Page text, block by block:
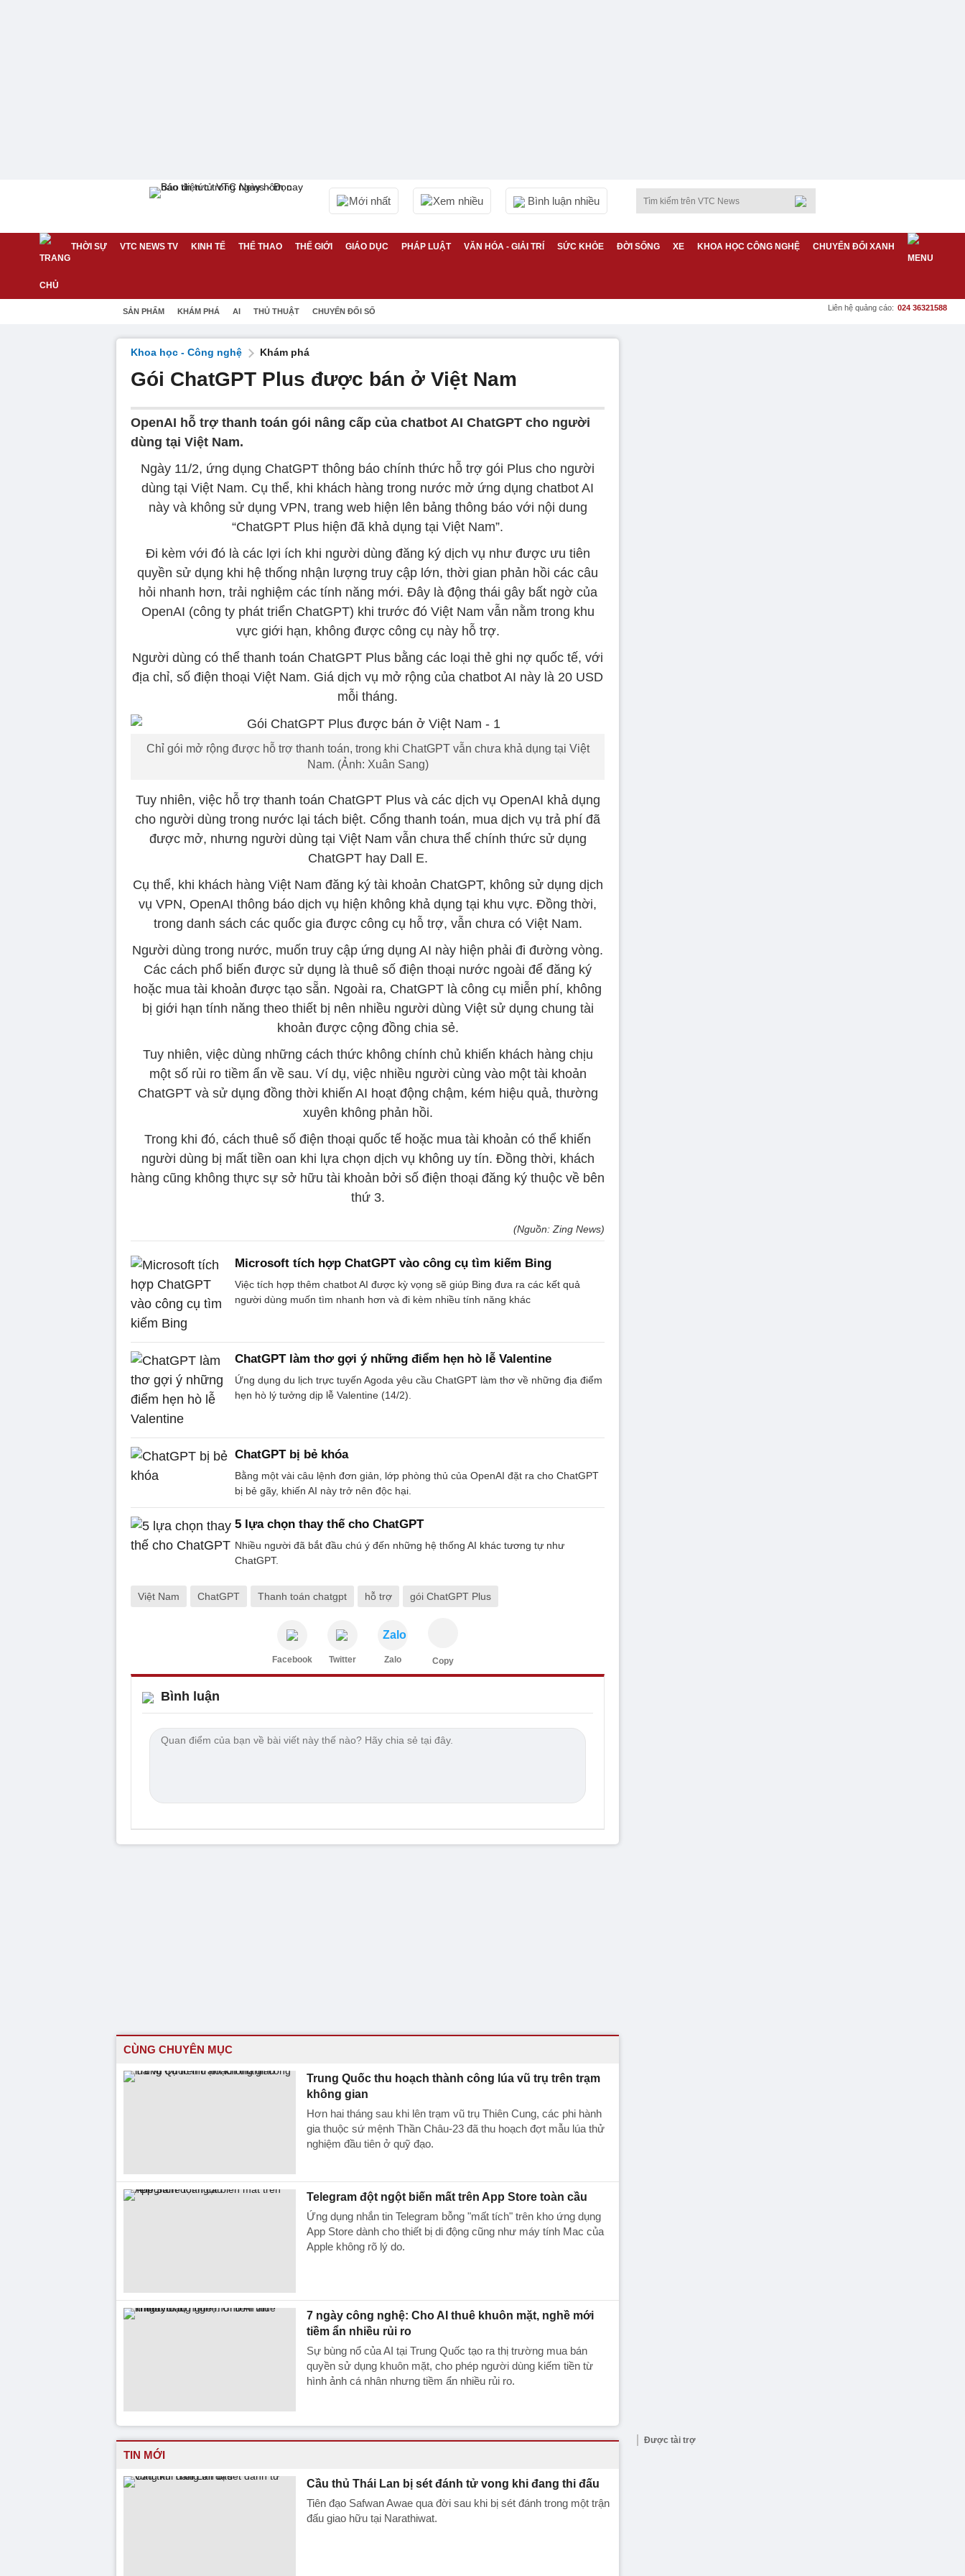
Mới nhất Xem nhiều Bình luận nhiều
THỜI SỰ VTC NEWS TV KINH TẾ THỂ THAO THẾ GIỚI GIÁO DỤC PHÁP LUẬT VĂN HÓA - GIẢI TRÍ SỨC KHỎE ĐỜI SỐNG XE KHOA HỌC CÔNG NGHỆ CHUYỂN ĐỔI XANH
SẢN PHẨM KHÁM PHÁ AI THỦ THUẬT CHUYỂN ĐỔI SỐ Liên hệ quảng cáo: 024 36321588
Khoa học - Công nghệ Khám phá
Gói ChatGPT Plus được bán ở Việt Nam
OpenAI hỗ trợ thanh toán gói nâng cấp của chatbot AI ChatGPT cho người
dùng tại Việt Nam.
Ngày 11/2, ứng dụng ChatGPT thông báo chính thức hỗ trợ gói Plus cho người
dùng tại Việt Nam. Cụ thể, khi khách hàng trong nước mở ứng dụng chatbot AI
này và không sử dụng VPN, trang web hiện lên bảng thông báo với nội dung
“ChatGPT Plus hiện đã khả dụng tại Việt Nam”.
Đi kèm với đó là các lợi ích khi người dùng đăng ký dịch vụ như được ưu tiên
quyền sử dụng khi hệ thống nhận lượng truy cập lớn, thời gian phản hồi các câu
hỏi nhanh hơn, trải nghiệm các tính năng mới. Đây là động thái gây bất ngờ của
OpenAI (công ty phát triển ChatGPT) khi trước đó Việt Nam vẫn nằm trong khu
vực giới hạn, không được công cụ này hỗ trợ.
Người dùng có thể thanh toán ChatGPT Plus bằng các loại thẻ ghi nợ quốc tế, với
địa chỉ, số điện thoại Việt Nam. Giá dịch vụ mở rộng của chatbot AI này là 20 USD
mỗi tháng.
Chỉ gói mở rộng được hỗ trợ thanh toán, trong khi ChatGPT vẫn chưa khả dụng tại Việt
Nam. (Ảnh: Xuân Sang)
Tuy nhiên, việc hỗ trợ thanh toán ChatGPT Plus và các dịch vụ OpenAI khả dụng
cho người dùng trong nước lại tách biệt. Cổng thanh toán, mua dịch vụ trả phí đã
được mở, nhưng người dùng tại Việt Nam vẫn chưa thể chính thức sử dụng
ChatGPT hay Dall E.
Cụ thể, khi khách hàng Việt Nam đăng ký tài khoản ChatGPT, không sử dụng dịch
vụ VPN, OpenAI thông báo dịch vụ hiện không khả dụng tại khu vực. Đồng thời,
trong danh sách các quốc gia được công cụ hỗ trợ, vẫn chưa có Việt Nam.
Người dùng trong nước, muốn truy cập ứng dụng AI này hiện phải đi đường vòng.
Các cách phổ biến được sử dụng là thuê số điện thoại nước ngoài để đăng ký
hoặc mua tài khoản được tạo sẵn. Ngoài ra, ChatGPT là công cụ miễn phí, không
bị giới hạn tính năng theo thiết bị nên nhiều người dùng Việt sử dụng chung tài
khoản được cộng đồng chia sẻ.
Tuy nhiên, việc dùng những cách thức không chính chủ khiến khách hàng chịu
một số rủi ro tiềm ẩn về sau. Ví dụ, việc nhiều người cùng vào một tài khoản
ChatGPT và sử dụng đồng thời khiến AI hoạt động chậm, kém hiệu quả, thường
xuyên không phản hồi.
Trong khi đó, cách thuê số điện thoại quốc tế hoặc mua tài khoản có thể khiến
người dùng bị mất tiền oan khi lựa chọn dịch vụ không uy tín. Đồng thời, khách
hàng cũng không thực sự sở hữu tài khoản bởi số điện thoại đăng ký thuộc về bên
thứ 3.
(Nguồn: Zing News)
Microsoft tích hợp ChatGPT vào công cụ tìm kiếm Bing
Việc tích hợp thêm chatbot AI được kỳ vọng sẽ giúp Bing đưa ra các kết quả
người dùng muốn tìm nhanh hơn và đi kèm nhiều tính năng khác
ChatGPT làm thơ gợi ý những điểm hẹn hò lễ Valentine
Ứng dụng du lịch trực tuyến Agoda yêu cầu ChatGPT làm thơ về những địa điểm
hẹn hò lý tưởng dịp lễ Valentine (14/2).
ChatGPT bị bẻ khóa
Bằng một vài câu lệnh đơn giản, lớp phòng thủ của OpenAI đặt ra cho ChatGPT
bị bẻ gãy, khiến AI này trở nên độc hại.
5 lựa chọn thay thế cho ChatGPT
Nhiều người đã bắt đầu chú ý đến những hệ thống AI khác tương tự như
ChatGPT.
Việt Nam ChatGPT Thanh toán chatgpt hỗ trợ gói ChatGPT Plus
Facebook Twitter
Zalo
Zalo Copy
Bình luận
CÙNG CHUYÊN MỤC
Trung Quốc thu hoạch thành công lúa vũ trụ trên trạm
không gian
Hơn hai tháng sau khi lên trạm vũ trụ Thiên Cung, các phi hành
gia thuộc sứ mệnh Thần Châu-23 đã thu hoạch đợt mẫu lúa thử
nghiệm đầu tiên ở quỹ đạo.
Telegram đột ngột biến mất trên App Store toàn cầu
Ứng dụng nhắn tin Telegram bỗng "mất tích" trên kho ứng dụng
App Store dành cho thiết bị di động cũng như máy tính Mac của
Apple không rõ lý do.
7 ngày công nghệ: Cho AI thuê khuôn mặt, nghề mới
tiềm ẩn nhiều rủi ro
Sự bùng nổ của AI tại Trung Quốc tạo ra thị trường mua bán
quyền sử dụng khuôn mặt, cho phép người dùng kiếm tiền từ
hình ảnh cá nhân nhưng tiềm ẩn nhiều rủi ro.
TIN MỚI
Cầu thủ Thái Lan bị sét đánh tử vong khi đang thi đấu
Tiên đạo Safwan Awae qua đời sau khi bị sét đánh trong một trận
đấu giao hữu tại Narathiwat.
Được tài trợ